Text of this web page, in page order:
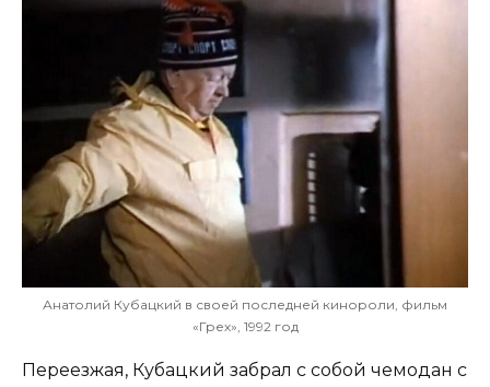
Анатолий Кубацкий в своей последней кинороли, фильм
«Грех», 1992 год
Переезжая, Кубацкий забрал с собой чемодан с